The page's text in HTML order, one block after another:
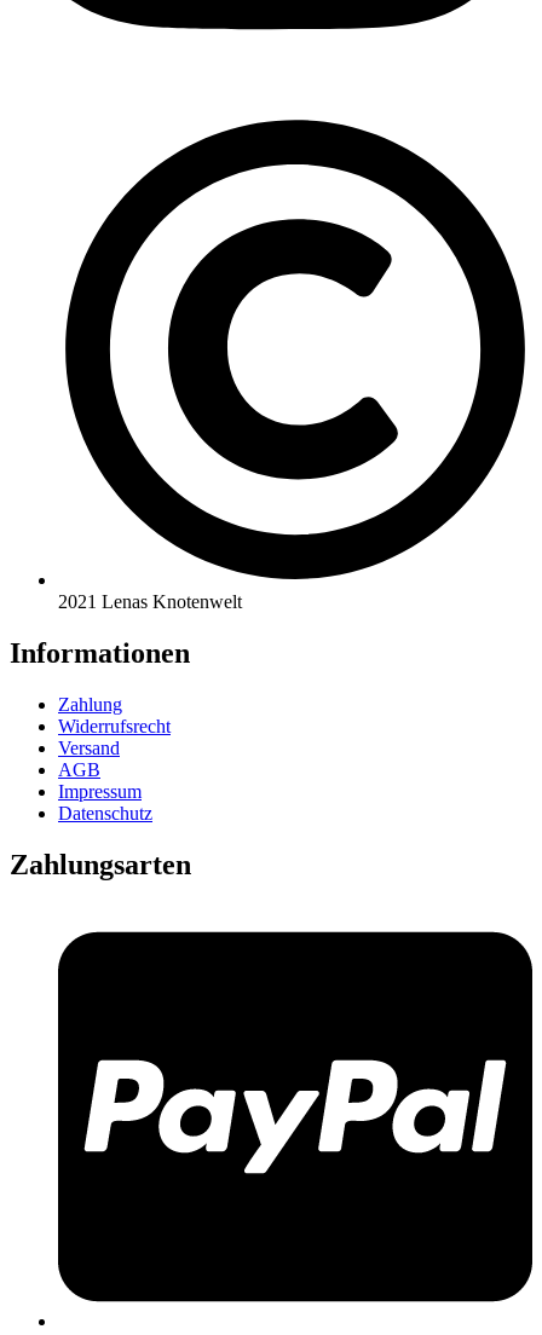
2021 Lenas Knotenwelt
Informationen
Zahlung
Widerrufsrecht
Versand
AGB
Impressum
Datenschutz
Zahlungsarten